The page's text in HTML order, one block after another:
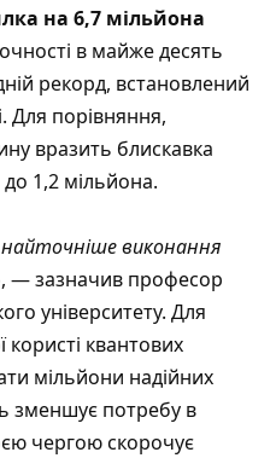
на 6,7 мільйона
в майже десять
рекорд, встановлений
Для порівняння,
вразить блискавка
1,2 мільйона.
найточніше виконання
, — зазначив професор
університету. Для
квантових
мільйони надійних
зменшує потребу в
чергою скорочує